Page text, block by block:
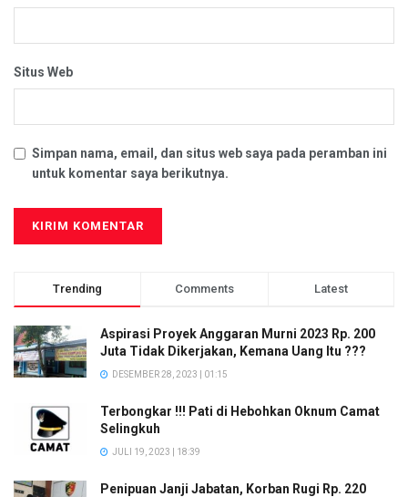
Situs Web
Simpan nama, email, dan situs web saya pada peramban ini
untuk komentar saya berikutnya.
Trending Comments Latest
Aspirasi Proyek Anggaran Murni 2023 Rp. 200
Juta Tidak Dikerjakan, Kemana Uang Itu ???
DESEMBER 28, 2023 | 01:15
Terbongkar !!! Pati di Hebohkan Oknum Camat
Selingkuh
JULI 19, 2023 | 18:39
Penipuan Janji Jabatan, Korban Rugi Rp. 220